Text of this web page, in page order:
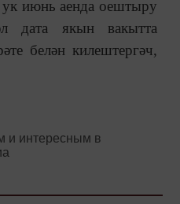
июнь аенда оештыру
дата якын вакытта
белән килештергәч,
и интересным в